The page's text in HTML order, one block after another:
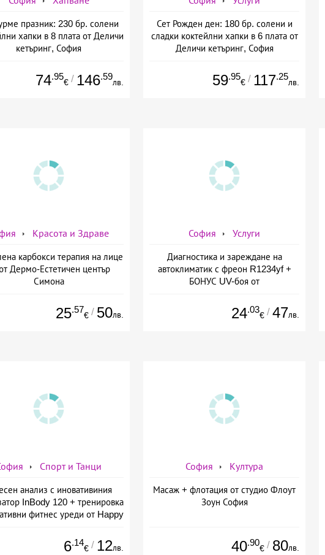
празник: 230 бр. солени
хапки в 8 плата от Деличи
кетъринг, София
74.95
€ / 146.59
лв.
Сет Рожден ден: 180 бр. солени и
сладки коктейлни хапки в 6 плата от
Деличи кетъринг, София
59.95
€ / 117.25
лв.
Красота и Здраве
карбокси терапия на лице
Дермо-Естетичен център
Симона
25.57
€ / 50лв.
София Услуги
Диагностика и зареждане на
автоклиматик с фреон R1234yf +
БОНУС UV-боя от
AutoClimaMASTER в Люлин
24.03
€ / 47лв.
Спорт и Танци
анализ с иновативиния
InBody 120 + тренировка
фитнес уреди от Happy
6.14
€ / 12лв.
София Култура
Масаж + флотация от студио Флоут
Зоун София
40.90
€ / 80лв.